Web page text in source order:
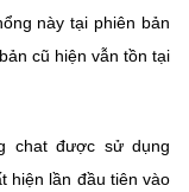
Hằng
và Công nghệ.
Du, TP. Hà Nội
Nghệ
này tại phiên bản
cũ hiện vẫn tồn tại
chat được sử dụng
hiện lần đầu tiên vào